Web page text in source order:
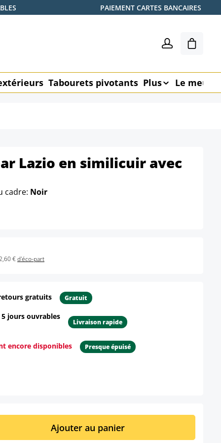
PAIEMENT CARTES BANCAIRES
Le
Tabourets pivotants Plus Le
Lazio en similicuir avec
cadre: Noir
€d'éco-part
gratuits Gratuit
jours ouvrables
Livraison rapide
encore disponibles Presque épuisé
le produit
: Entrez la quantité souhaitée ou
Ajouter au panier